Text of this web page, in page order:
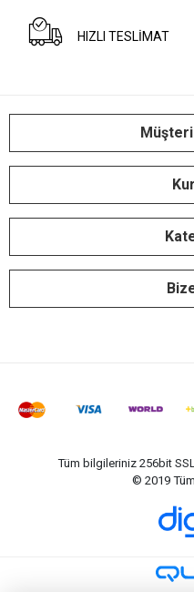
HIZLI TESLİMAT
Tüm bilgileriniz 256bit
© 2019